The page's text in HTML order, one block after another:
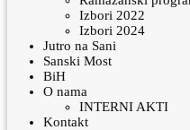
Izbori 2022
Izbori 2024
Jutro na Sani
Sanski Most
BiH
O nama
INTERNI AKTI
Kontakt